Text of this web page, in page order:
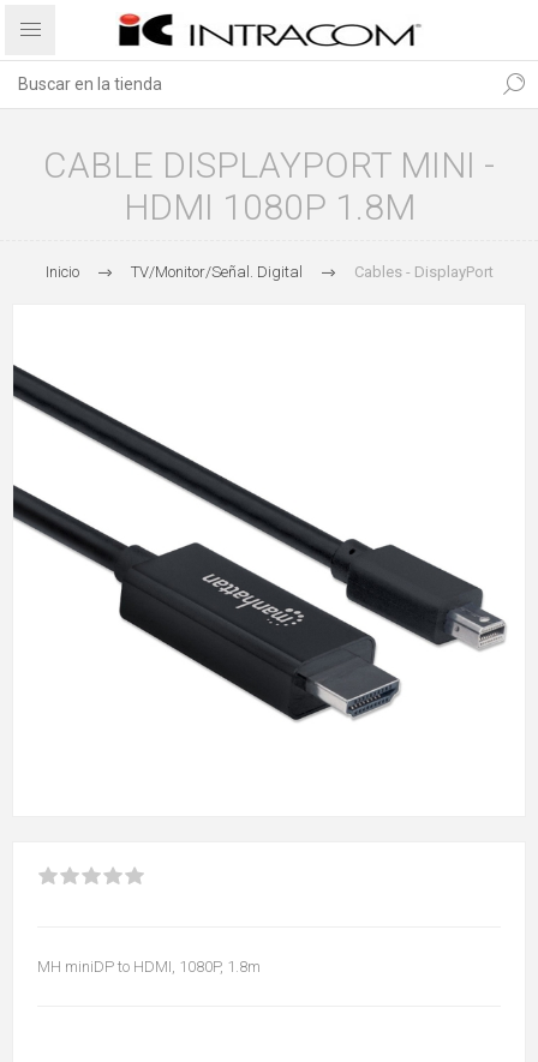
CABLE DISPLAYPORT MINI -
HDMI 1080P 1.8M
Inicio TV/Monitor/Señal. Digital Cables - DisplayPort
MH miniDP to HDMI, 1080P, 1.8m